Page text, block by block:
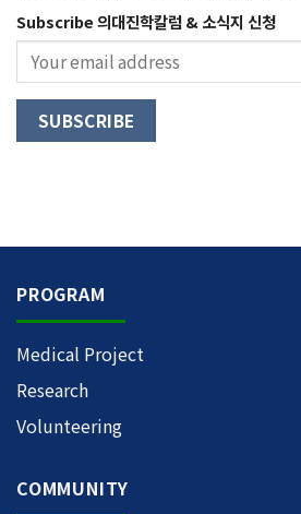
Subscribe 의대진학칼럼 & 소식지 신청
PROGRAM
Medical Project
Research
Volunteering
COMMUNITY